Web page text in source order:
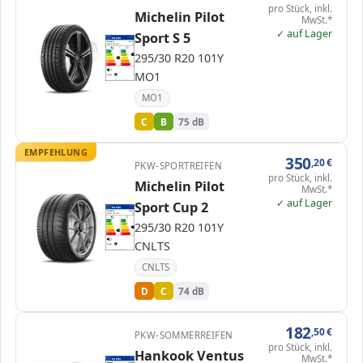
ENERG
Michelin 921079
295/30 R20 101Y C1
C C C
75 dB B
Michelin Pilot
Sport S 5
295/30 R20 101Y
MO1
MO1
C B 75 dB
pro Stück, inkl.
MwSt.*
✓ auf Lager
EMPFEHLUNG
ENERG
Michelin 315811
295/30 R20 101Y C1
C C C
74 dB B
PKW-SPORTREIFEN
Michelin Pilot
Sport Cup 2
295/30 R20 101Y
CNLTS
CNLTS
D C 74 dB
350,20€
pro Stück, inkl.
MwSt.*
✓ auf Lager
ENERG 502894
Hankook 1024283
PKW-SOMMERREIFEN
Hankook Ventus
182,50€
pro Stück, inkl.
MwSt.*